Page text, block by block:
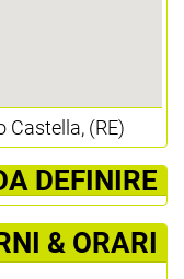
Castella, (RE)
DEFINIRE
& ORARI